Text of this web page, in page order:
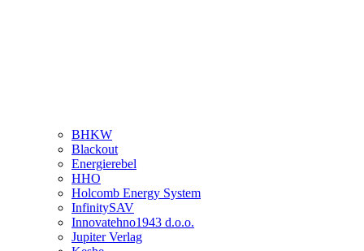
BHKW
Blackout
Energierebel
HHO
Holcomb Energy System
InfinitySAV
Innovatehno1943 d.o.o.
Jupiter Verlag